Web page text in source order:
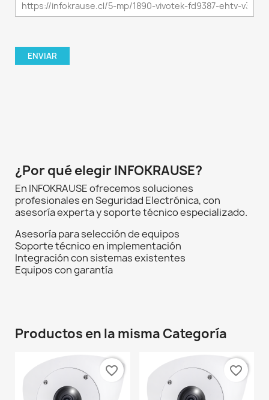
¿Por qué elegir INFOKRAUSE?
En INFOKRAUSE ofrecemos soluciones
profesionales en Seguridad Electrónica, con
asesoría experta y soporte técnico especializado.
Asesoría para selección de equipos
Soporte técnico en implementación
Integración con sistemas existentes
Equipos con garantía
Productos en la misma Categoría
favorite_border favorite_border